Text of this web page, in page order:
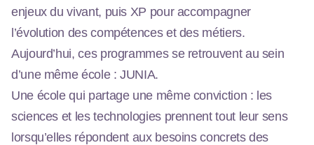
enjeux du vivant, puis XP pour accompagner
l’évolution des compétences et des métiers.
Aujourd’hui, ces programmes se retrouvent au sein
d’une même école : JUNIA.
Une école qui partage une même conviction : les
sciences et les technologies prennent tout leur sens
lorsqu’elles répondent aux besoins concrets des